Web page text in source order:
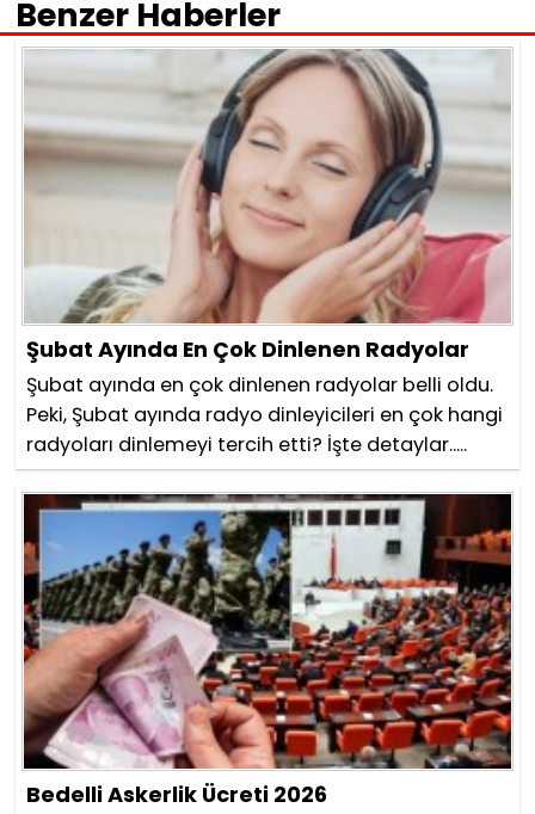
Benzer Haberler
Şubat Ayında En Çok Dinlenen Radyolar
Şubat ayında en çok dinlenen radyolar belli oldu.
Peki, Şubat ayında radyo dinleyicileri en çok hangi
radyoları dinlemeyi tercih etti? İşte detaylar.....
Bedelli Askerlik Ücreti 2026